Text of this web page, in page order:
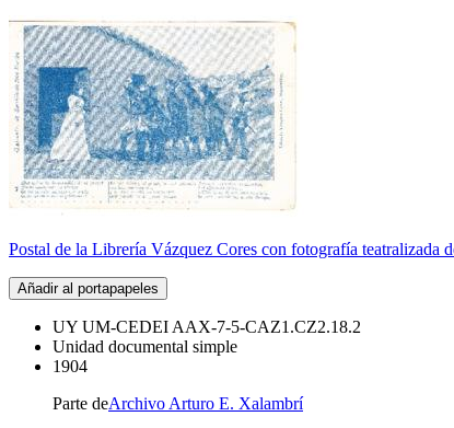
Postal de la Librería Vázquez Cores con fotografía teatralizada
Añadir al portapapeles
UY UM-CEDEI AAX-7-5-CAZ1.CZ2.18.2
Unidad documental simple
1904
Parte deArchivo Arturo E. Xalambrí